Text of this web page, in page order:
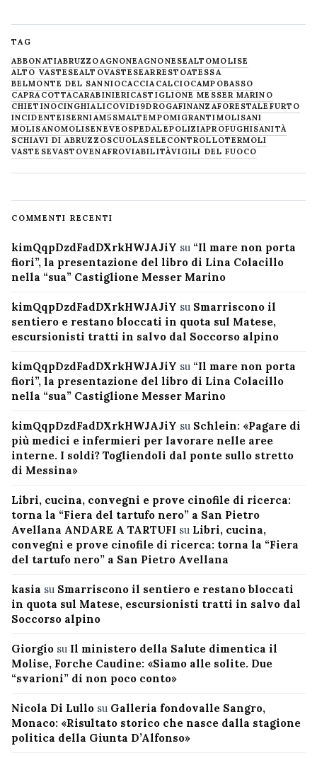
TAG
ABBONATIABRUZZOAGNONEAGNONESEALTOMOLISE
ALTO VASTESEALTOVASTESEARRESTOATESSA
BELMONTE DEL SANNIOCACCIACALCIOCAMPOBASSO
CAPRACOTTACARABINIERICASTIGLIONE MESSER MARINO
CHIETINOCINGHIALICOVID19DROGAFINANZAFORESTALE FURTO
INCIDENTEISERNIAM5SMALTEMPOMIGRANTIMOLISANI
MOLISANOMOLISENEVE OSPEDALEPOLIZIAPROFUGHISANITÀ
SCHIAVI DI ABRUZZOSCUOLASELECONTROLLOTERMOLI
VASTESEVASTOVENAFROVIABILITÀVIGILI DEL FUOCO
COMMENTI RECENTI
kimQqpDzdFadDXrkHWJAJiY su “Il mare non porta
fiori”, la presentazione del libro di Lina Colacillo
nella “sua” Castiglione Messer Marino
kimQqpDzdFadDXrkHWJAJiY su Smarriscono il
sentiero e restano bloccati in quota sul Matese,
escursionisti tratti in salvo dal Soccorso alpino
kimQqpDzdFadDXrkHWJAJiY su “Il mare non porta
fiori”, la presentazione del libro di Lina Colacillo
nella “sua” Castiglione Messer Marino
kimQqpDzdFadDXrkHWJAJiY su Schlein: «Pagare di
più medici e infermieri per lavorare nelle aree
interne. I soldi? Togliendoli dal ponte sullo stretto
di Messina»
Libri, cucina, convegni e prove cinofile di ricerca:
torna la “Fiera del tartufo nero” a San Pietro
Avellana ANDARE A TARTUFI su Libri, cucina,
convegni e prove cinofile di ricerca: torna la “Fiera
del tartufo nero” a San Pietro Avellana
kasia su Smarriscono il sentiero e restano bloccati
in quota sul Matese, escursionisti tratti in salvo dal
Soccorso alpino
Giorgio su Il ministero della Salute dimentica il
Molise, Forche Caudine: «Siamo alle solite. Due
“svarioni” di non poco conto»
Nicola Di Lullo su Galleria fondovalle Sangro,
Monaco: «Risultato storico che nasce dalla stagione
politica della Giunta D’Alfonso»